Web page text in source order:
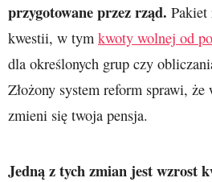
przygotowane przez rząd.
kwestii, w tym kwoty wolnej od
dla określonych grup czy
Złożony system reform sprawi,
zmieni się twoja pensja.
Jedną z tych zmian jest wzrost